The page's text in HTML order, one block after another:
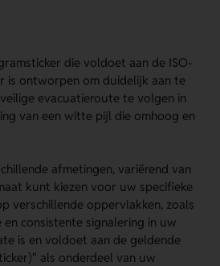
die voldoet aan de ISO-
is ontworpen om duidelijk aan te
evacuatieroute te volgen in
van een witte pijl die omhoog en
afmetingen, variërend van
kunt kiezen voor uw specifieke
verschillende oppervlakken, zoals
consistente signalering in uw
is en voldoet aan de geldende
als onderdeel van uw